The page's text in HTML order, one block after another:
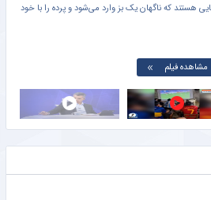
هستند که ناگهان یک بز وارد می‌شود و پرده را با خود
مشاهده فیلم